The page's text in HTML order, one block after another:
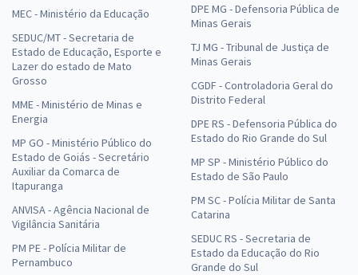
MEC - Ministério da Educação
SEDUC/MT - Secretaria de
Estado de Educação, Esporte e
Lazer do estado de Mato
Grosso
MME - Ministério de Minas e
Energia
MP GO - Ministério Público do
Estado de Goiás - Secretário
Auxiliar da Comarca de
Itapuranga
ANVISA - Agência Nacional de
Vigilância Sanitária
PM PE - Polícia Militar de
Pernambuco
DPE MG - Defensoria Pública de
Minas Gerais
TJ MG - Tribunal de Justiça de
Minas Gerais
CGDF - Controladoria Geral do
Distrito Federal
DPE RS - Defensoria Pública do
Estado do Rio Grande do Sul
MP SP - Ministério Público do
Estado de São Paulo
PM SC - Polícia Militar de Santa
Catarina
SEDUC RS - Secretaria de
Estado da Educação do Rio
Grande do Sul